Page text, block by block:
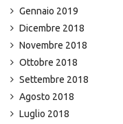
Gennaio 2019
Dicembre 2018
Novembre 2018
Ottobre 2018
Settembre 2018
Agosto 2018
Luglio 2018